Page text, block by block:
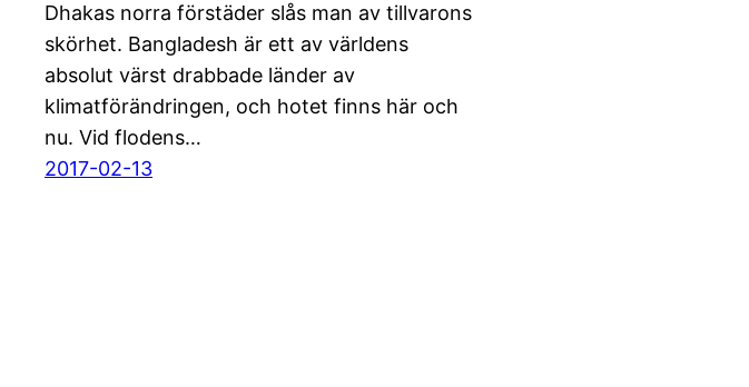
Dhakas norra förstäder slås man av tillvarons
skörhet. Bangladesh är ett av världens
absolut värst drabbade länder av
klimatförändringen, och hotet finns här och
nu. Vid flodens…
2017-02-13